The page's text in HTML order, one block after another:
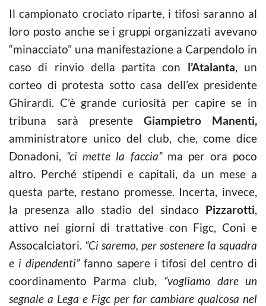
Il campionato crociato riparte, i tifosi saranno al
loro posto anche se i gruppi organizzati avevano
“minacciato” una manifestazione a Carpendolo in
caso di rinvio della partita con l’Atalanta, un
corteo di protesta sotto casa dell’ex presidente
Ghirardi. C’è grande curiosità per capire se in
tribuna sarà presente Giampietro Manenti,
amministratore unico del club, che, come dice
Donadoni, “ci mette la faccia”ma per ora poco
altro. Perché stipendi e capitali, da un mese a
questa parte, restano promesse. Incerta, invece,
la presenza allo stadio del sindaco Pizzarotti,
attivo nei giorni di trattative con Figc, Coni e
Assocalciatori. “Ci saremo, per sostenere la squadra
e i dipendenti”fanno sapere i tifosi del centro di
coordinamento Parma club, “vogliamo dare un
segnale a Lega e Figc per far cambiare qualcosa nel